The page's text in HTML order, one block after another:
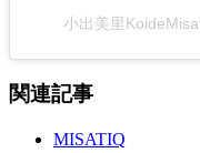
小出美里
関連記事
MISATIQ